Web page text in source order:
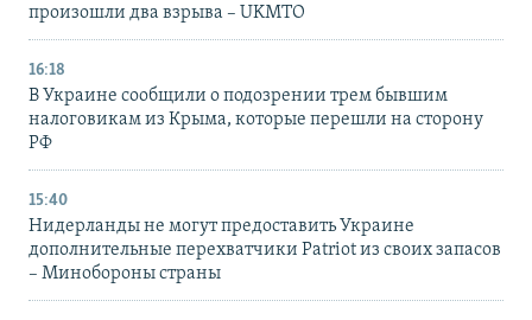
произошли два взрыва – UKMTO
16:18
В Украине сообщили о подозрении трем бывшим
налоговикам из Крыма, которые перешли на сторону
РФ
15:40
Нидерланды не могут предоставить Украине
дополнительные перехватчики Patriot из своих запасов
– Минобороны страны